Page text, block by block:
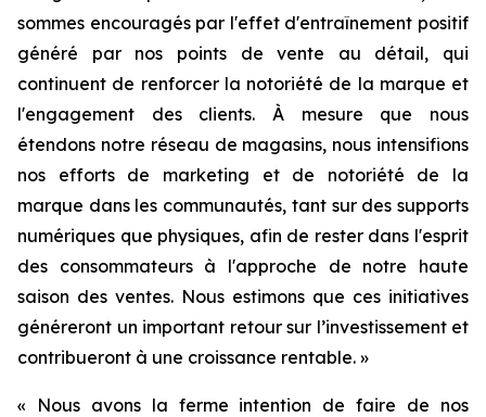
sommes encouragés par l'effet d'entraînement positif
généré par nos points de vente au détail, qui
continuent de renforcer la notoriété de la marque et
l'engagement des clients. À mesure que nous
étendons notre réseau de magasins, nous intensifions
nos efforts de marketing et de notoriété de la
marque dans les communautés, tant sur des supports
numériques que physiques, afin de rester dans l'esprit
des consommateurs à l'approche de notre haute
saison des ventes. Nous estimons que ces initiatives
généreront un important retour sur l’investissement et
contribueront à une croissance rentable. »
« Nous avons la ferme intention de faire de nos